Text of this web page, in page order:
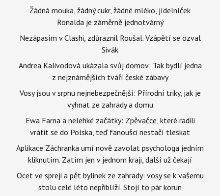
Žádná mouka, žádný cukr, žádné mléko, jídelníček
Ronalda je záměrně jednotvárný
Nezápasím v Clashi, zdůraznil Roušal. Vzápětí se ozval
Sivák
Andrea Kalivodová ukázala svůj domov: Tak bydlí jedna
z nejznámějších tváří české zábavy
Vosy jsou v srpnu nejnebezpečnější: Přírodní triky, jak je
vyhnat ze zahrady a domu
Ewa Farna a nelehké začátky: Zpěvačce, které radili
vrátit se do Polska, teď fanoušci nestačí tleskat
Aplikace Záchranka umí nově zavolat psychologa jedním
kliknutím. Zatím jen v jednom kraji, další už čekají
Ocet ve spreji a pět bylinek ze zahrady: vosy se k vašemu
stolu celé léto nepřiblíží. Stojí to pár korun